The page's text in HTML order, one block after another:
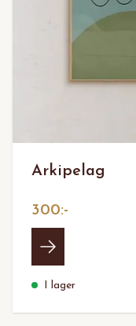
Arkipelag
300:-
I lager